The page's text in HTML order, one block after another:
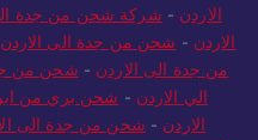
الاردن - شركة شحن من جدة
الاردن - شحن من جدة الى الاردن
من جدة الى الاردن - شحن من
الي الاردن - شحن بري من
الاردن - شحن من جدة الى